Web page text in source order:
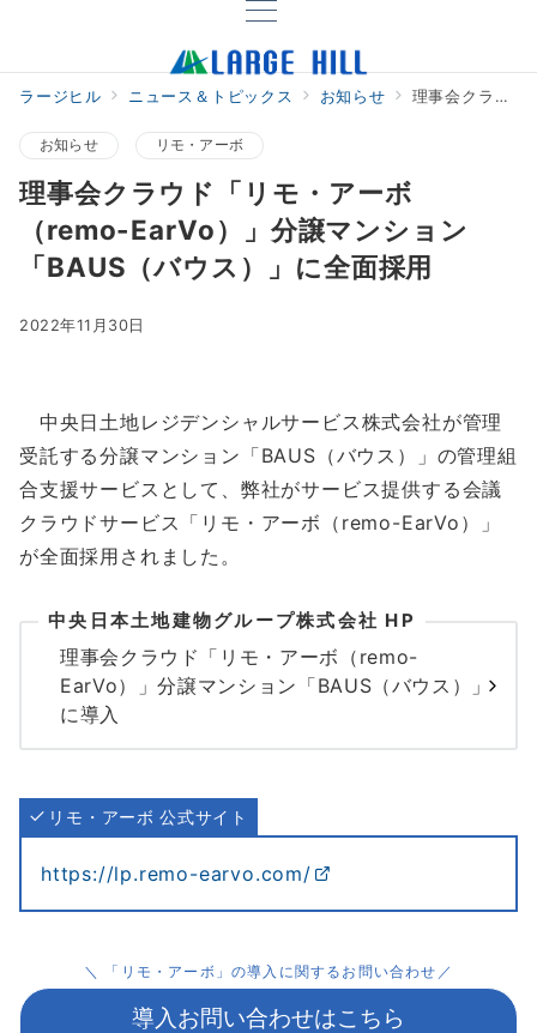
ラージヒル ニュース＆トピックス お知らせ 理事会クラウド「リモ・アーボ（remo-EarVo）」分譲マンション「BAUS（バウス）」に全面採用
お知らせ リモ・アーボ
理事会クラウド「リモ・アーボ
（remo-EarVo）」分譲マンション
「BAUS（バウス）」に全面採用
2022年11月30日
中央日土地レジデンシャルサービス株式会社が管理
受託する分譲マンション「BAUS（バウス）」の管理組
合支援サービスとして、弊社がサービス提供する会議
クラウドサービス「リモ・アーボ（remo-EarVo）」
が全面採用されました。
中央日本土地建物グループ株式会社 HP
理事会クラウド「リモ・アーボ（remo-
EarVo）」分譲マンション「BAUS（バウス）」
に導入
リモ・アーボ 公式サイト
https://lp.remo-earvo.com/
＼ 「リモ・アーボ」の導入に関するお問い合わせ／
導入お問い合わせはこちら